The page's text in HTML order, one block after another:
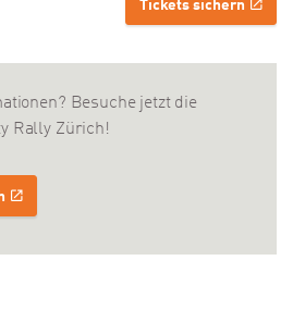
Besuche jetzt die
Rally Zürich!